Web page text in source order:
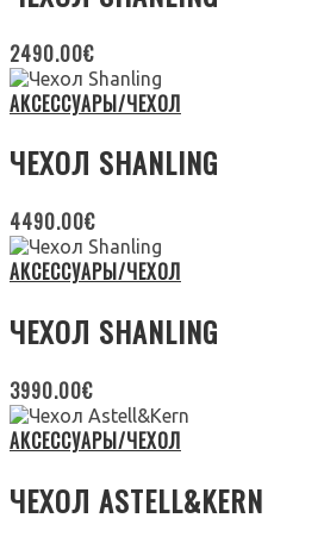
2490.00€
АКСЕССУАРЫ/ЧЕХОЛ
ЧЕХОЛ SHANLING
4490.00€
АКСЕССУАРЫ/ЧЕХОЛ
ЧЕХОЛ SHANLING
3990.00€
АКСЕССУАРЫ/ЧЕХОЛ
ЧЕХОЛ ASTELL&KERN